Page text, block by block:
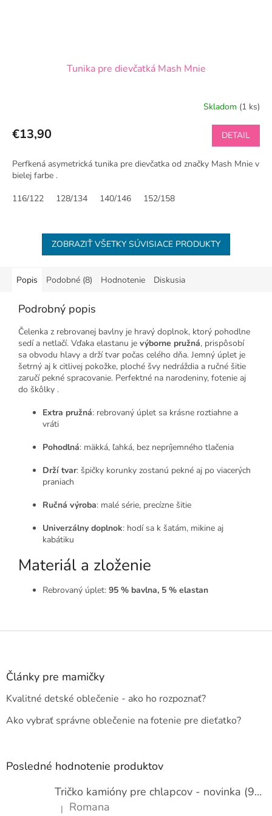
Tunika pre dievčatká Mash Mnie
Skladom (1 ks)
€13,90 DETAIL
Perfkená asymetrická tunika pre dievčatka od značky Mash Mnie v
bielej farbe .
116/122
128/134 140/146 152/158
ZOBRAZIŤ VŠETKY SÚVISIACE PRODUKTY
Popis Podobné (8) Hodnotenie Diskusia
Podrobný popis
Čelenka z rebrovanej bavlny je hravý doplnok, ktorý pohodlne
sedí a netlačí. Vďaka elastanu je výborne pružná, prispôsobí
sa obvodu hlavy a drží tvar počas celého dňa. Jemný úplet je
šetrný aj k citlivej pokožke, ploché švy nedráždia a ručné šitie
zaručí pekné spracovanie. Perfektné na narodeniny, fotenie aj
do škôlky .
Extra pružná: rebrovaný úplet sa krásne roztiahne a
vráti
Pohodlná: mäkká, ľahká, bez nepríjemného tlačenia
Drží tvar: špičky korunky zostanú pekné aj po viacerých
praniach
Ručná výroba: malé série, precízne šitie
Univerzálny doplnok: hodí sa k šatám, mikine aj
kabátiku
Materiál a zloženie
Rebrovaný úplet: 95 % bavlna, 5 % elastan
Z
Články pre mamičky
Kvalitné detské oblečenie - ako ho rozpoznať?
Ako vybrať správne oblečenie na fotenie pre dieťatko?
Posledné hodnotenie produktov
Tričko kamióny pre chlapcov - novinka (98-134)
Hodnotenie produktu je 5 z 5 hviezdičiek.
| Romana